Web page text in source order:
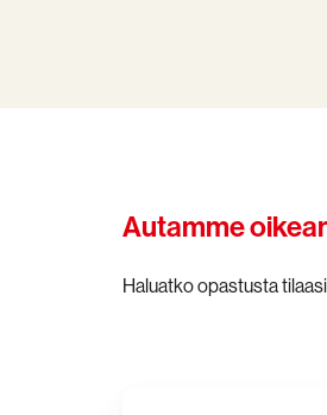
Autamme
Haluatko opastusta